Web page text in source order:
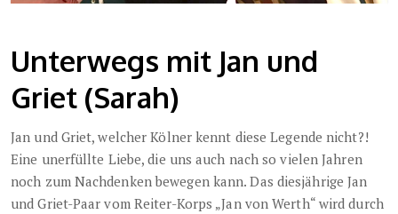
Unterwegs mit Jan und
Griet (Sarah)
Jan und Griet, welcher Kölner kennt diese Legende nicht?!
Eine unerfüllte Liebe, die uns auch nach so vielen Jahren
noch zum Nachdenken bewegen kann. Das diesjährige Jan
und Griet-Paar vom Reiter-Korps „Jan von Werth“ wird durch